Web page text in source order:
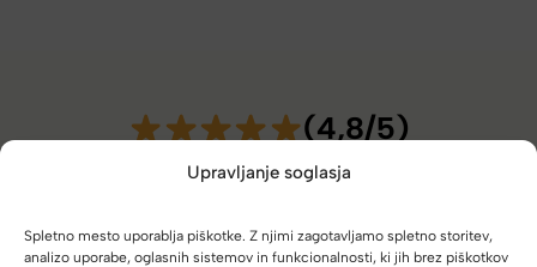
Upravljanje soglasja
Spletno mesto uporablja piškotke. Z njimi zagotavljamo spletno storitev,
analizo uporabe, oglasnih sistemov in funkcionalnosti, ki jih brez piškotkov
(4,8/5)
izbire.